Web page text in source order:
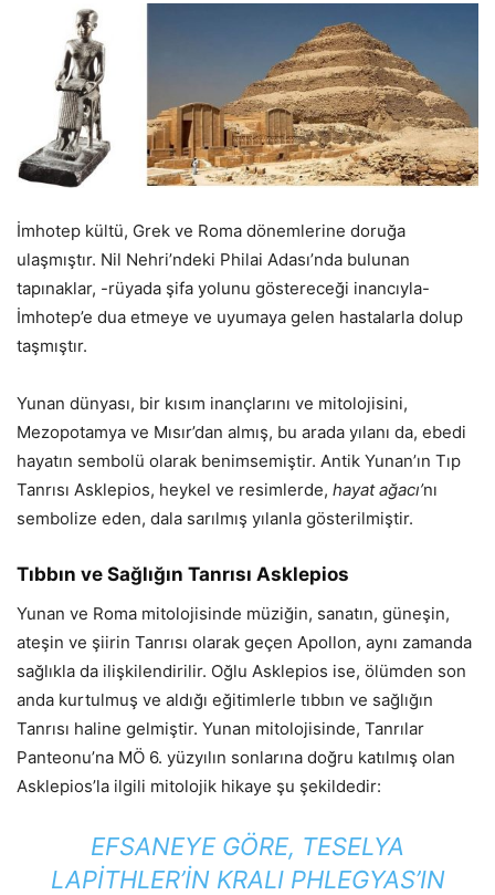
İmhotep kültü, Grek ve Roma dönemlerine doruğa
ulaşmıştır. Nil Nehri’ndeki Philai Adası’nda bulunan
tapınaklar, -rüyada şifa yolunu göstereceği inancıyla-
İmhotep’e dua etmeye ve uyumaya gelen hastalarla dolup
taşmıştır.
Yunan dünyası, bir kısım inançlarını ve mitolojisini,
Mezopotamya ve Mısır’dan almış, bu arada yılanı da, ebedi
hayatın sembolü olarak benimsemiştir. Antik Yunan’ın Tıp
Tanrısı Asklepios, heykel ve resimlerde, hayat ağacı’nı
sembolize eden, dala sarılmış yılanla gösterilmiştir.
Tıbbın ve Sağlığın Tanrısı Asklepios
Yunan ve Roma mitolojisinde müziğin, sanatın, güneşin,
ateşin ve şiirin Tanrısı olarak geçen Apollon, aynı zamanda
sağlıkla da ilişkilendirilir. Oğlu Asklepios ise, ölümden son
anda kurtulmuş ve aldığı eğitimlerle tıbbın ve sağlığın
Tanrısı haline gelmiştir. Yunan mitolojisinde, Tanrılar
Panteonu’na MÖ 6. yüzyılın sonlarına doğru katılmış olan
Asklepios’la ilgili mitolojik hikaye şu şekildedir:
EFSANEYE GÖRE, TESELYA
LAPITHLER’IN KRALI PHLEGYAS’IN